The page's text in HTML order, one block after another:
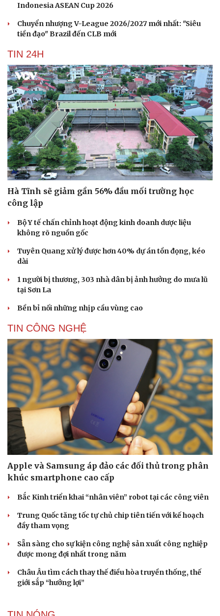
Indonesia ASEAN Cup 2026
Chuyển nhượng V-League 2026/2027 mới nhất: "Siêu
tiền đạo" Brazil đến CLB mới
TIN 24H
Hà Tĩnh sẽ giảm gần 56% đầu mối trường học
công lập
Bộ Y tế chấn chỉnh hoạt động kinh doanh dược liệu
không rõ nguồn gốc
Tuyên Quang xử lý được hơn 40% dự án tồn đọng, kéo
dài
1 người bị thương, 303 nhà dân bị ảnh hưởng do mưa lũ
tại Sơn La
Bền bỉ nối những nhịp cầu vùng cao
TIN CÔNG NGHỆ
Apple và Samsung áp đảo các đối thủ trong phân
khúc smartphone cao cấp
Bắc Kinh triển khai “nhân viên” robot tại các công viên
Trung Quốc tăng tốc tự chủ chip tiên tiến với kế hoạch
đầy tham vọng
Sẵn sàng cho sự kiện công nghệ sản xuất công nghiệp
được mong đợi nhất trong năm
Châu Âu tìm cách thay thế điều hòa truyền thống, thế
giới sắp “hưởng lợi”